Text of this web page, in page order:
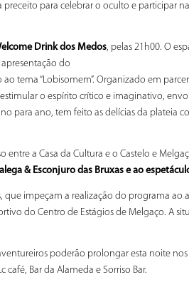
preceito para celebrar o oculto e participar
Drink dos Medos, pelas 21h00. O
do
tema “Lobisomem”. Organizado em
o espírito crítico e imaginativo,
para ano, tem feito as delícias da plateia
entre a Casa da Cultura e o Castelo e
& Esconjuro das Bruxas e ao
que impeçam a realização do programa ao
do Centro de Estágios de Melgaço. A
poderão prolongar esta noite
café, Bar da Alameda e Sorriso Bar.